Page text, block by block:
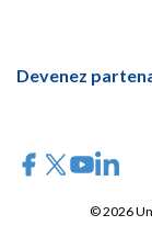
Devenez
© 2026